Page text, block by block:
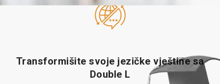
Transformišite svoje jezičke vještine sa
Double L